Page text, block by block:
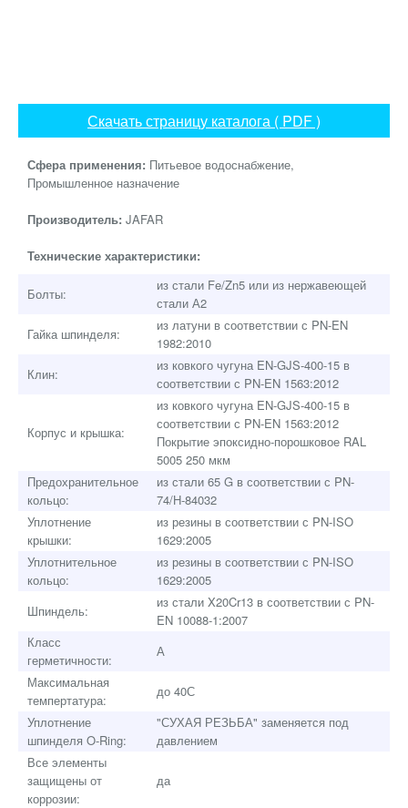
Скачать страницу каталога ( PDF )
Сфера применения: Питьевое водоснабжение,
Промышленное назначение
Производитель: JAFAR
Технические характеристики:
Болты:
из стали Fe/Zn5 или из нержавеющей
стали А2
Гайка шпинделя:
из латуни в соответствии с PN-EN
1982:2010
Клин:
из ковкого чугуна EN-GJS-400-15 в
соответствии с PN-EN 1563:2012
Корпус и крышка:
из ковкого чугуна EN-GJS-400-15 в
соответствии с PN-EN 1563:2012
Покрытие эпоксидно-порошковое RAL
5005 250 мкм
Предохранительное
кольцо:
из стали 65 G в соответствии с PN-
74/H-84032
Уплотнение
крышки:
из резины в соответствии с PN-ISO
1629:2005
Уплотнительное
кольцо:
из резины в соответствии с PN-ISO
1629:2005
Шпиндель:
из стали X20Cr13 в соответствии с PN-
EN 10088-1:2007
Класс
герметичности:
А
Максимальная
темпертатура:
до 40С
Уплотнение
шпинделя O-Ring:
"СУХАЯ РЕЗЬБА" заменяется под
давлением
Все элементы
защищены от
коррозии:
да